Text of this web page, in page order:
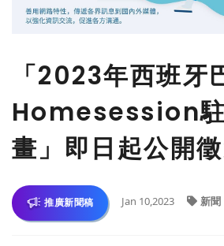
「2023年西班牙
Homesession
畫」即日起公開
推廣新聞稿 Jan 10,2023 新聞